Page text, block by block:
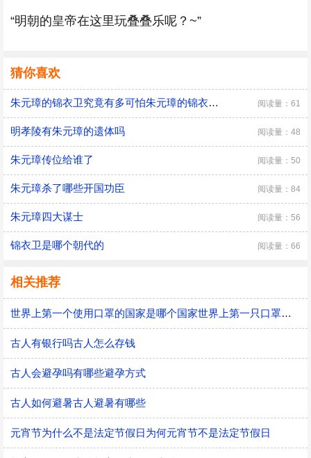
“明朝的皇帝在这里玩叠叠乐呢？~”
猜你喜欢
朱元璋的锦衣卫究竟有多可怕朱元璋的锦衣卫可怕吗 阅读量：61
明孝陵有朱元璋的遗体吗 阅读量：48
朱元璋传位给谁了 阅读量：50
朱元璋杀了哪些开国功臣 阅读量：84
朱元璋四大谋士 阅读量：56
锦衣卫是哪个朝代的 阅读量：66
相关推荐
世界上第一个使用口罩的国家是哪个国家世界上第一只口罩是谁发明的
古人有银行吗古人怎么存钱
古人会避孕吗有哪些避孕方式
古人如何避暑古人避暑有哪些
元宵节为什么不是法定节假日为何元宵节不是法定节假日